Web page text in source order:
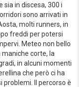
sia in discesa, 300 i
sono arrivati in
molti runners, in
freddi per potersi
Meteo non bello
corte, la
in alcuni momenti
che però ci ha
problemi. Il percorso è